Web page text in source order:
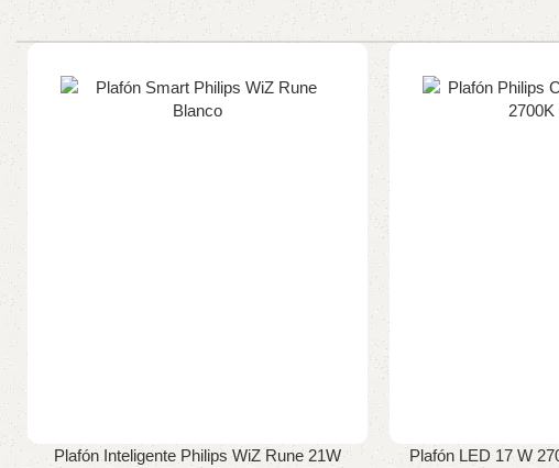
Plafón Inteligente Philips WiZ Rune 21W
Plafón LED 17 W